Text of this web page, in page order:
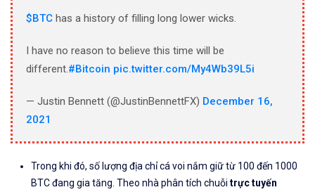
$BTC has a history of filling long lower wicks.
I have no reason to believe this time will be
different.#Bitcoin pic.twitter.com/My4Wb39L5i
— Justin Bennett (@JustinBennettFX) December 16,
2021
Trong khi đó, số lượng địa chỉ cá voi nắm giữ từ 100 đến 1000
BTC đang gia tăng. Theo nhà phân tích chuỗi trực tuyến